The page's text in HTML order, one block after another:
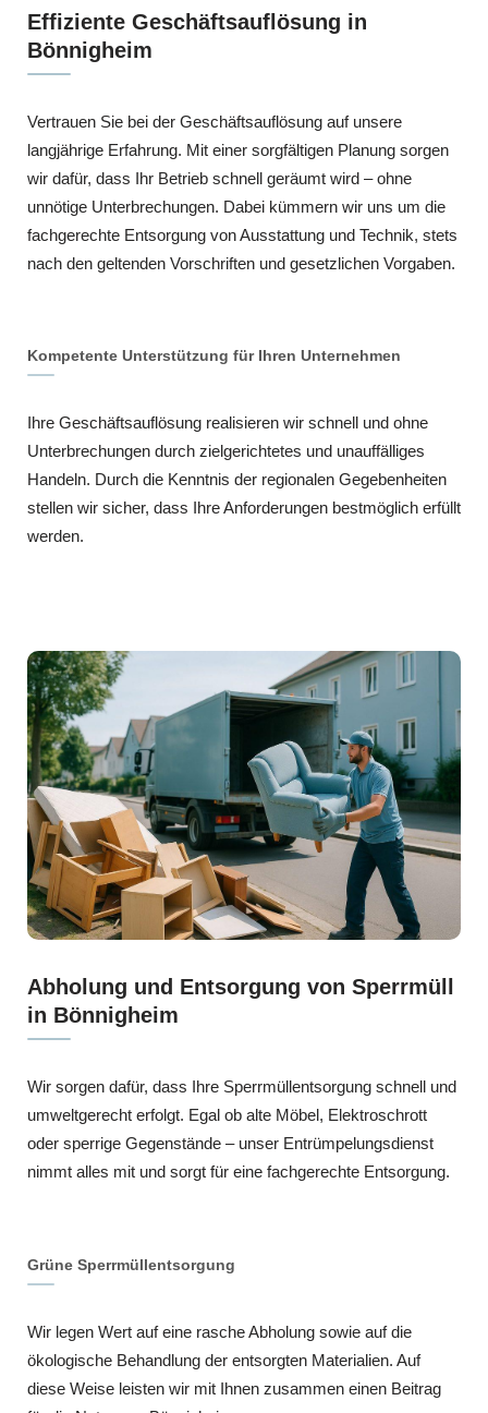
Effiziente Geschäftsauflösung in
Bönnigheim
Vertrauen Sie bei der Geschäftsauflösung auf unsere
langjährige Erfahrung. Mit einer sorgfältigen Planung sorgen
wir dafür, dass Ihr Betrieb schnell geräumt wird – ohne
unnötige Unterbrechungen. Dabei kümmern wir uns um die
fachgerechte Entsorgung von Ausstattung und Technik, stets
nach den geltenden Vorschriften und gesetzlichen Vorgaben.
Kompetente Unterstützung für Ihren Unternehmen
Ihre Geschäftsauflösung realisieren wir schnell und ohne
Unterbrechungen durch zielgerichtetes und unauffälliges
Handeln. Durch die Kenntnis der regionalen Gegebenheiten
stellen wir sicher, dass Ihre Anforderungen bestmöglich erfüllt
werden.
Abholung und Entsorgung von Sperrmüll
in Bönnigheim
Wir sorgen dafür, dass Ihre Sperrmüllentsorgung schnell und
umweltgerecht erfolgt. Egal ob alte Möbel, Elektroschrott
oder sperrige Gegenstände – unser Entrümpelungsdienst
nimmt alles mit und sorgt für eine fachgerechte Entsorgung.
Grüne Sperrmüllentsorgung
Wir legen Wert auf eine rasche Abholung sowie auf die
ökologische Behandlung der entsorgten Materialien. Auf
diese Weise leisten wir mit Ihnen zusammen einen Beitrag